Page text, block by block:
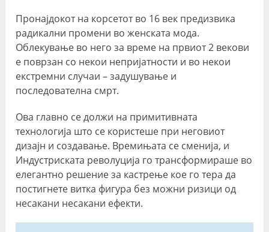
Пронајдокот на корсетот во 16 век предизвика
радикални промени во женската мода.
Облекување во него за време на првиот 2 векови
е поврзан со некои непријатности и во некои
екстремни случаи – задушување и
последователна смрт.
Ова главно се должи на примитивната
технологија што се користеше при неговиот
дизајн и создавање. Времињата се сменија, и
Индустриската револуција го трансформираше во
елегантно решение за кастрење кое го тера да
постигнете витка фигура без можни ризици од
несакани несакани ефекти.